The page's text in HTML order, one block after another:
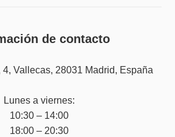
de contacto
4, Vallecas, 28031 Madrid, España
Lunes a viernes:
10:30 – 14:00
18:00 – 20:30